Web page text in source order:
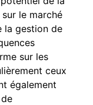
le marché
la gestion de
sur les
ceux
également